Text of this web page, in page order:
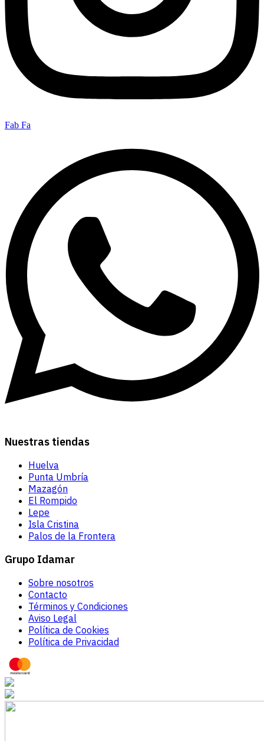
Fab Fa
Nuestras tiendas
Huelva
Punta Umbría
Mazagón
El Rompido
Lepe
Isla Cristina
Palos de la Frontera
Grupo Idamar
Sobre nosotros
Contacto
Términos y Condiciones
Aviso Legal
Política de Cookies
Política de Privacidad